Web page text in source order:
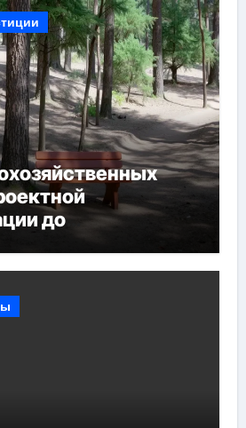
до
и обустройства